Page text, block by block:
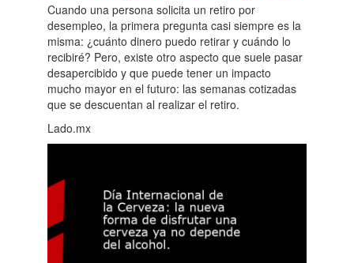
Cuando una persona solicita un retiro por
desempleo, la primera pregunta casi siempre es la
misma: ¿cuánto dinero puedo retirar y cuándo lo
recibiré? Pero, existe otro aspecto que suele pasar
desapercibido y que puede tener un impacto
mucho mayor en el futuro: las semanas cotizadas
que se descuentan al realizar el retiro.
Lado.mx